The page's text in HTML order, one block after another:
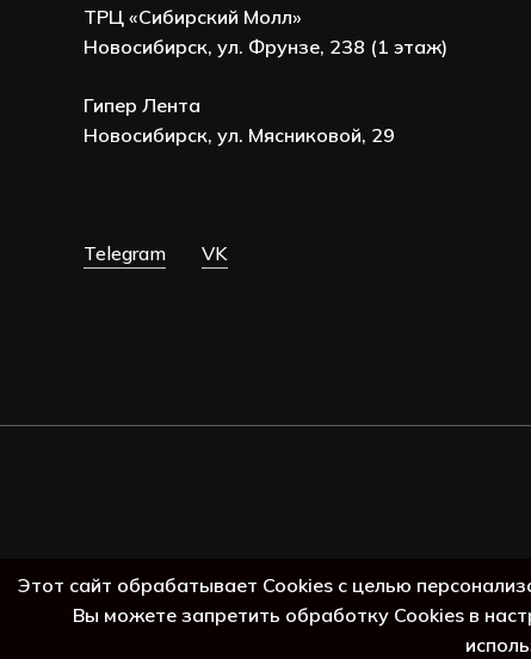
ТРЦ «Сибирский Молл»
Новосибирск, ул. Фрунзе, 238 (1 этаж)
Гипер Лента
Новосибирск, ул. Мясниковой, 29
Telegram VK
Этот сайт обрабатывает Cookies с целью
Вы можете запретить обработку Cookies в